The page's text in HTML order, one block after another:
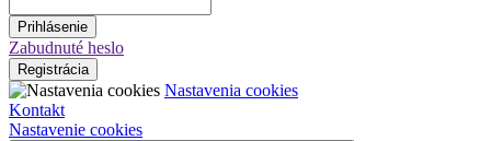
Prihlásenie
Zabudnuté heslo
Registrácia
Nastavenia cookies
Kontakt
Nastavenie cookies